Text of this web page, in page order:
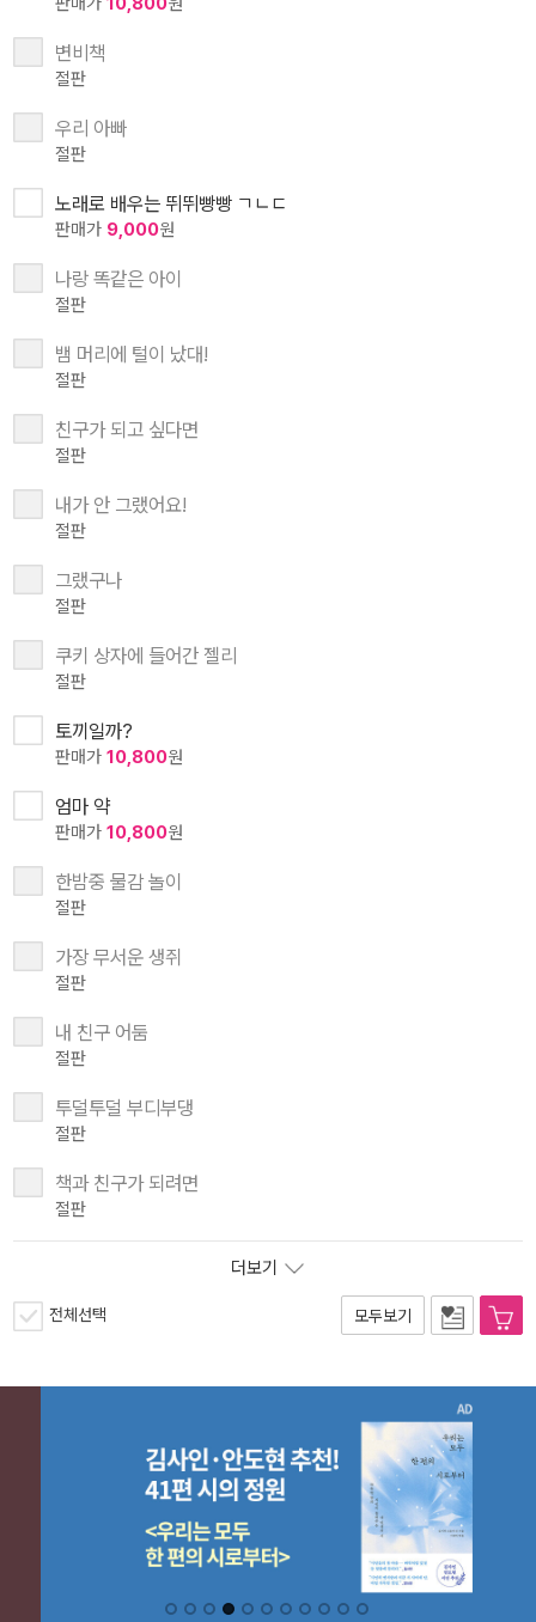
변비책
절판
우리 아빠
절판
노래로 배우는 뛰뛰빵빵 ㄱㄴㄷ
판매가 9,000원
나랑 똑같은 아이
절판
뱀 머리에 털이 났대!
절판
친구가 되고 싶다면
절판
내가 안 그랬어요!
절판
그랬구나
절판
쿠키 상자에 들어간 젤리
절판
토끼일까?
판매가 10,800원
엄마 약
판매가 10,800원
한밤중 물감 놀이
절판
가장 무서운 생쥐
절판
내 친구 어둠
절판
투덜투덜 부디부댕
절판
책과 친구가 되려면
절판
더보기
전체선택 모두보기